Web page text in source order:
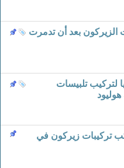
الزيركون بعد أن تدمرت
لتركيب تلبيسات
تركيبات زيركون في